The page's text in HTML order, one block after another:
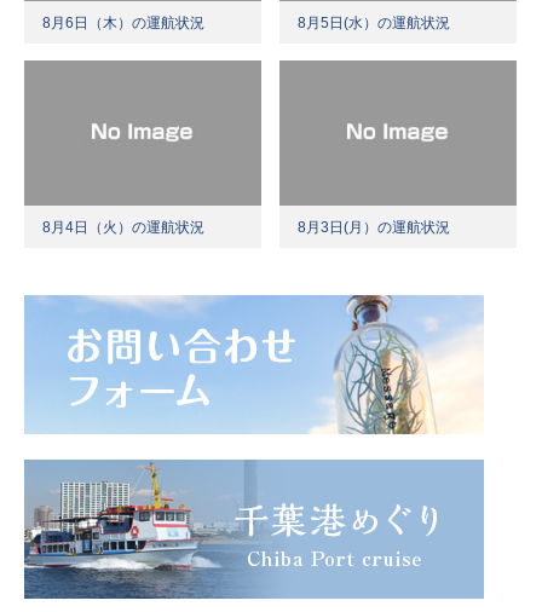
8月6日（木）の運航状況 8月5日(水）の運航状況
8月4日（火）の運航状況 8月3日(月）の運航状況